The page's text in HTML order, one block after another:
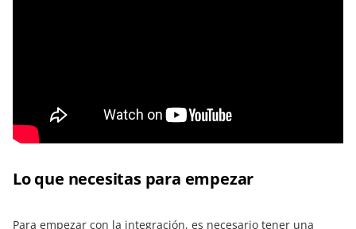
Lo que necesitas para empezar
Para empezar con la integración, es necesario tener una